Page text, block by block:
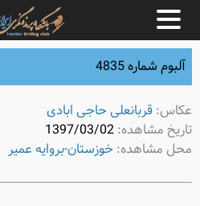
آلبوم شماره 4835
عکاس:قربانعلی حاجی ابادی
تاریخ مشاهده:1397/03/02
محل مشاهده: خوزستان-بروایه عمیر